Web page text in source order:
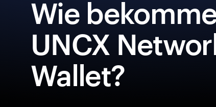
Wie
UNCX
Wallet?